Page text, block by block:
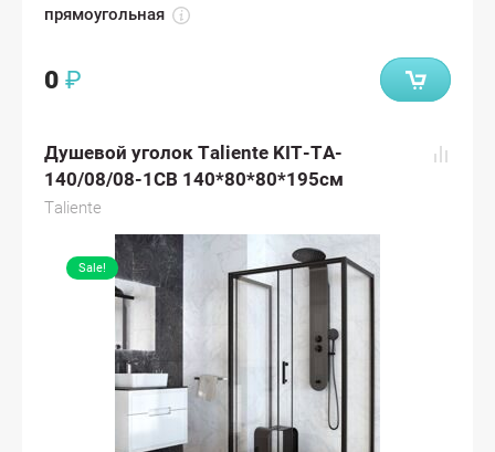
прямоугольная
0 ₽
Душевой уголок Taliente KIT-TA-
140/08/08-1CB 140*80*80*195см
Taliente
Sale!